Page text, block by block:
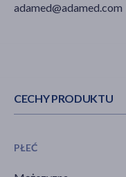
adamed@adamed.com
CECHY PRODUKTU
PŁEĆ